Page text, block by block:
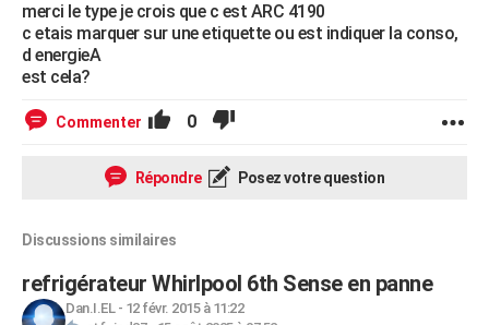
merci le type je crois que c est ARC 4190
c etais marquer sur une etiquette ou est indiquer la conso,
d energieA
est cela?
Commenter 0
Répondre Posez votre question
Discussions similaires
refrigérateur Whirlpool 6th Sense en panne
Dan.I.EL- 12 févr. 2015 à 11:22